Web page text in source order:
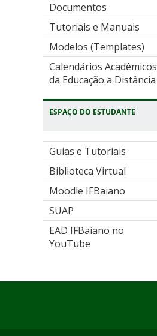
Documentos
Tutoriais e Manuais
Modelos (Templates)
Calendários Acadêmicos
da Educação a Distância
ESPAÇO DO ESTUDANTE
Guias e Tutoriais
Biblioteca Virtual
Moodle IFBaiano
SUAP
EAD IFBaiano no
YouTube